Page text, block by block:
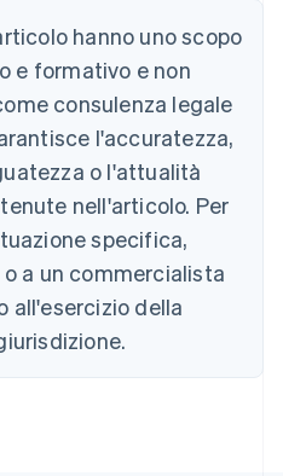
hanno uno scopo
e formativo e non
consulenza legale
l'accuratezza,
o l'attualità
nell'articolo. Per
specifica,
a un commercialista
all'esercizio della
English